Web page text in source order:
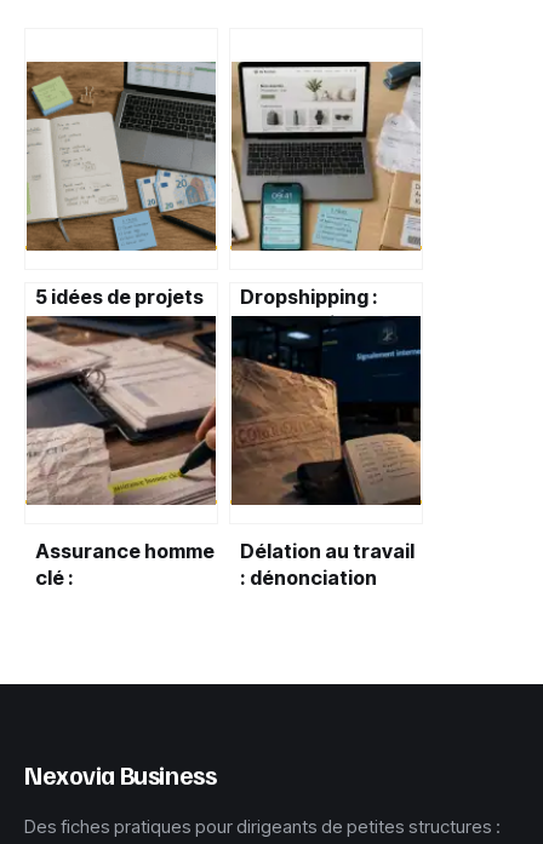
5 idées de projets
rentables à lancer
avec moins de 500
€ : guide pratique
Dropshipping :
opportunité réelle
ou piège pour les
débutants ?
Assurance homme
clé :
des indemnités
Délation au travail
: dénonciation
Nexovia Business
Des fiches pratiques pour dirigeants de petites structures :